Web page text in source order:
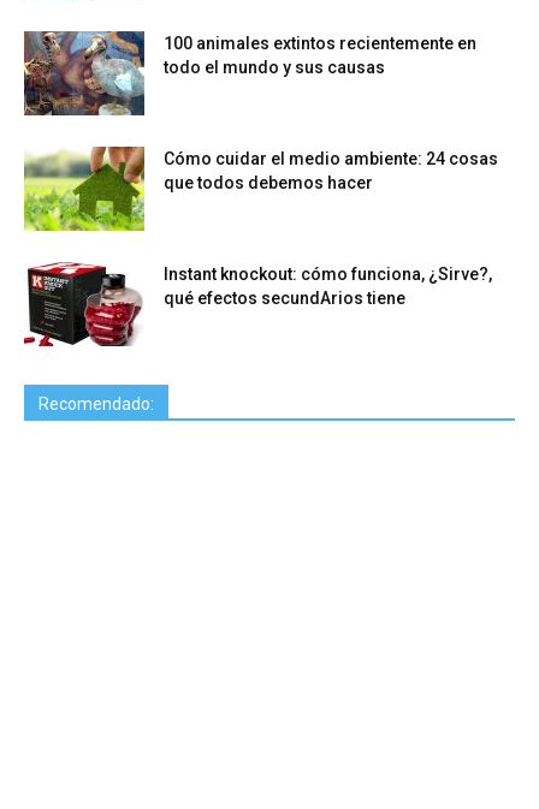
100 animales extintos recientemente en
todo el mundo y sus causas
Cómo cuidar el medio ambiente: 24 cosas
que todos debemos hacer
Instant knockout: cómo funciona, ¿Sirve?,
qué efectos secundArios tiene
Recomendado: